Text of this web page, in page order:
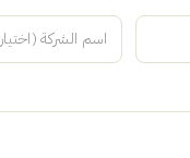
اسم الشركة